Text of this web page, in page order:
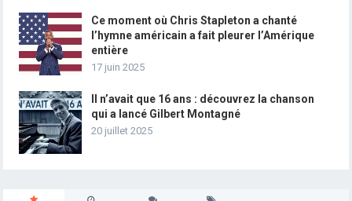
Ce moment où Chris Stapleton a chanté
l’hymne américain a fait pleurer l’Amérique
entière
17 juin 2025
Il n’avait que 16 ans : découvrez la chanson
qui a lancé Gilbert Montagné
20 juillet 2025